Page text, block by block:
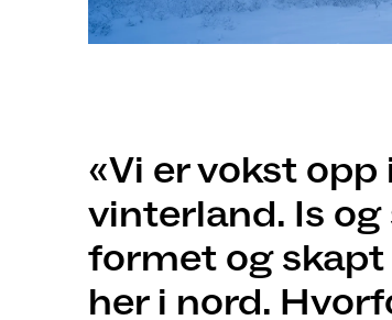
Vi er vokst opp
vinterland. Is og
formet og skapt
her i nord.